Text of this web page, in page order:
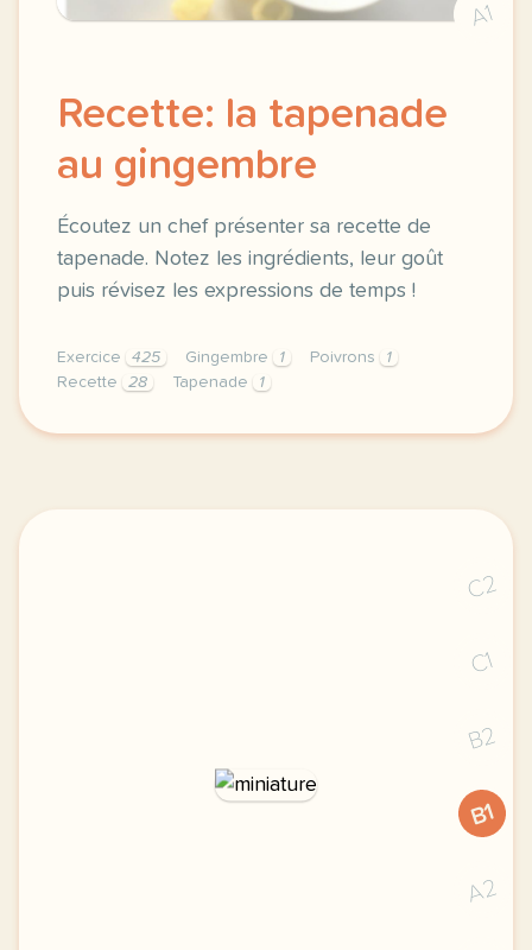
A1
Recette: la tapenade
au gingembre
Écoutez un chef présenter sa recette de
tapenade. Notez les ingrédients, leur goût
puis révisez les expressions de temps !
Exercice 425 Gingembre 1 Poivrons
1
Recette
28 Tapenade 1
exercice a2 recette la tapenade au gingembre
C2
C1
B2
B1
A2